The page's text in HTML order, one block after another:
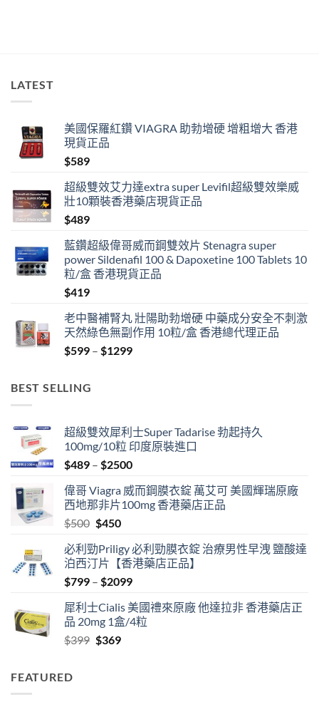
掂〉
LATEST
美國保羅紅鑽 VIAGRA 助勃增硬 增粗增大 香港
現貨正品
$589
超級雙效艾力達extra super Levifil超級雙效樂威
壯10顆裝香港藥店現貨正品
$489
藍鑽超級偉哥威而鋼雙效片 Stenagra super
power Sildenafil 100 & Dapoxetine 100 Tablets 10
粒/盒 香港現貨正品
$419
老中醫補腎丸 壯陽助勃增硬 中藥成分安全不刺激
天然綠色無副作用 10粒/盒 香港總代理正品
$599 – $1299Price
BEST SELLING
超級雙效犀利士Super Tadarise 勃起持久
100mg/10粒 印度原裝進口
$489 – $2500Price
$489
through
偉哥 Viagra 威而鋼膜衣錠 萬艾可 美國輝瑞原廠
西地那非片100mg 香港藥店正品
$500 Original
was:
$500.
$450Current
is:
$450.
必利勁Priligy 必利勁膜衣錠 治療男性早洩 鹽酸達
泊西汀片【香港藥店正品】
$799 – $2099Price
$799
through
犀利士Cialis 美國禮來原廠 他達拉非 香港藥店正
品 20mg 1盒/4粒
$399 Original
$369Current
FEATURED